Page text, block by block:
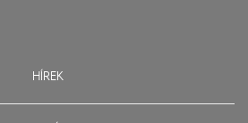
HÍREK